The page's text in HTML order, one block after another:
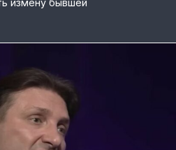
измену бывшей